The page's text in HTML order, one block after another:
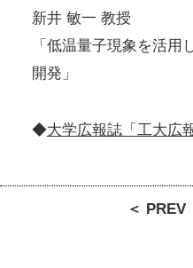
新井 敏一 教授
「低温量子現象を活用
開発」
◆大学広報誌「工大広報
＜ PREV